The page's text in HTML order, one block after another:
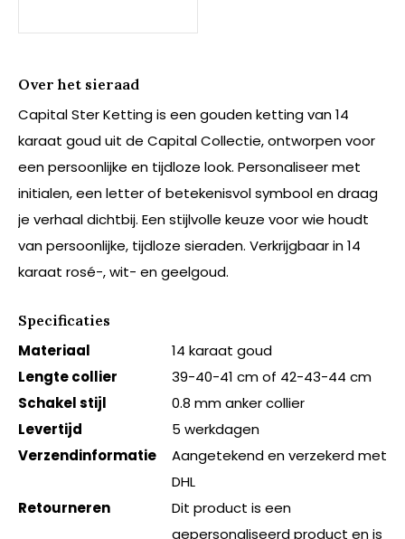
Over het sieraad
Capital Ster Ketting is een gouden ketting van 14
karaat goud uit de Capital Collectie, ontworpen voor
een persoonlijke en tijdloze look. Personaliseer met
initialen, een letter of betekenisvol symbool en draag
je verhaal dichtbij. Een stijlvolle keuze voor wie houdt
van persoonlijke, tijdloze sieraden. Verkrijgbaar in 14
karaat rosé-, wit- en geelgoud.
Specificaties
Materiaal
14 karaat goud
Lengte collier
39-40-41 cm of 42-43-44 cm
Schakel stijl
0.8 mm anker collier
Levertijd
5 werkdagen
Verzendinformatie
Aangetekend en verzekerd met
DHL
Retourneren
Dit product is een
gepersonaliseerd product en is